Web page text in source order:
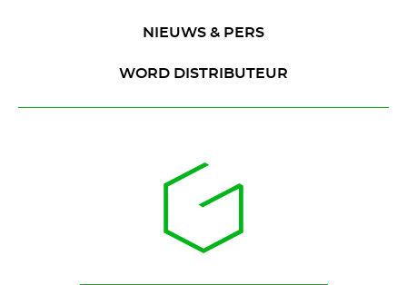
NIEUWS & PERS
WORD DISTRIBUTEUR